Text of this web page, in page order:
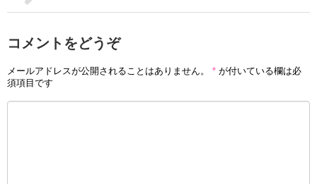
コメントをどうぞ
メールアドレスが公開されることはありません。 * が付いている欄は必
須項目です